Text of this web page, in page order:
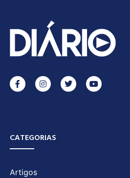
CATEGORIAS
Artigos